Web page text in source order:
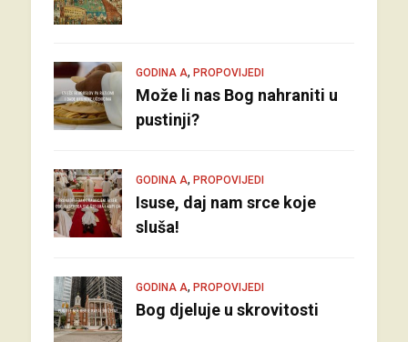
GODINA A, PROPOVIJEDI
Može li nas Bog nahraniti u
pustinji?
GODINA A, PROPOVIJEDI
Isuse, daj nam srce koje
sluša!
GODINA A, PROPOVIJEDI
Bog djeluje u skrovitosti